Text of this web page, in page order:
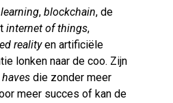
, blockchain, de
internet of things,
realityen artificiële
lonken naar de coo. Zijn
die zonder meer
meer succes of kan de